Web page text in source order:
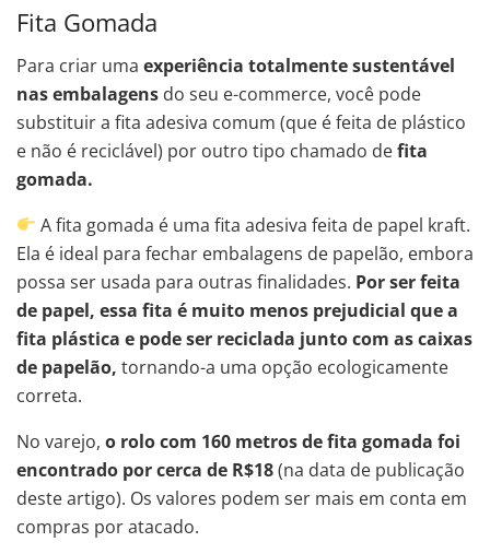
Fita Gomada
Para criar uma experiência totalmente sustentável
nas embalagens do seu e-commerce, você pode
substituir a fita adesiva comum (que é feita de plástico
e não é reciclável) por outro tipo chamado defita
gomada.
A fita gomada é uma fita adesiva feita de papel kraft.
Ela é ideal para fechar embalagens de papelão, embora
possa ser usada para outras finalidades. Por ser feita
de papel, essa fita é muito menos prejudicial que a
fita plástica e pode ser reciclada junto com as caixas
de papelão, tornando-a uma opção ecologicamente
correta.
No varejo, o rolo com 160 metros de fita gomada foi
encontrado por cerca de R$18(na data de publicação
deste artigo). Os valores podem ser mais em conta em
compras por atacado.